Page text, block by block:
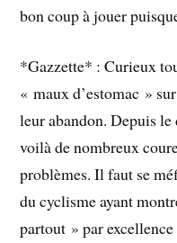
bon coup à jouer
*Gazzette* : Curieux
« maux d’estomac »
leur abandon. Depuis
voilà de nombreux
problèmes. Il faut se
du cyclisme ayant
partout » par